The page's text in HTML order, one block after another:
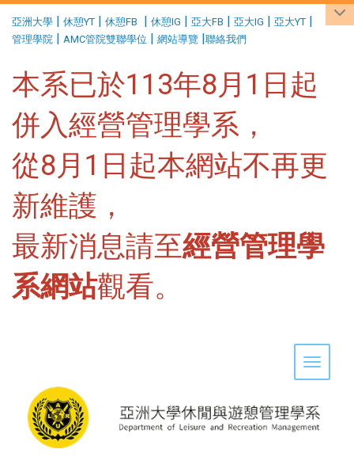
亞洲大學 | 休憩YT | 休憩FB | 休憩IG | 亞大FB | 亞大IG | 亞大YT |
管理學院 | AMC管院雙聯學位 | 網站導覽 |聯絡我們
本系已於113年8月1日起
併入經營管理學系，
從8月1日起本網站不再更
新維護，
最新消息請至經營管理學
系網站觀看。
Toggle